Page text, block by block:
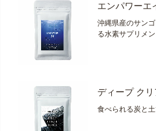
エンパワーエ
沖縄県産のサン
る水素サプリメン
ディープ ク
食べられる炭と